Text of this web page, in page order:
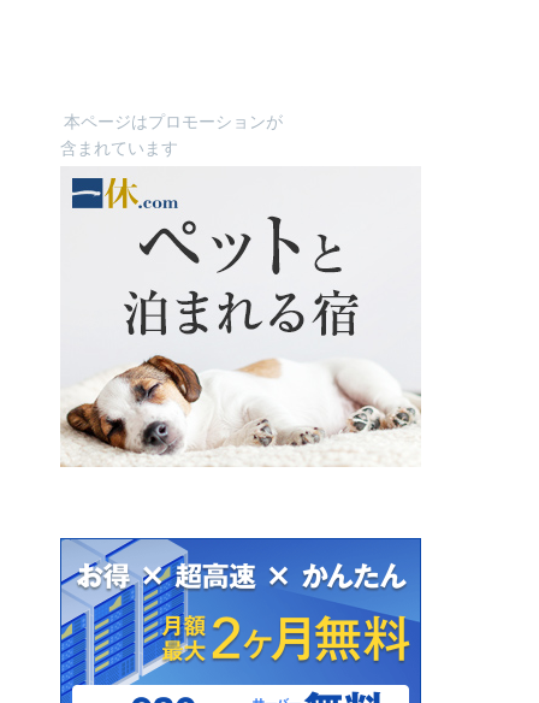
本ページはプロモーションが
含まれています